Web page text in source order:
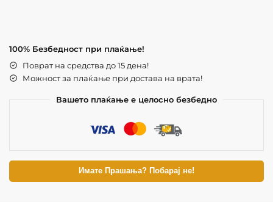
100% Безбедност при плаќање!
Поврат на средства до 15 дена!
Можност за плаќање при достава на врата!
Вашето плаќање е целосно безбедно
Имате Прашања? Побарај не!